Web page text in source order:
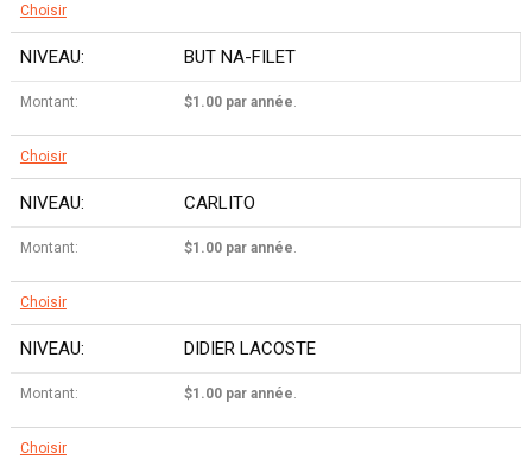
Choisir
BUT NA-FILET
$1.00 par année.
Choisir
CARLITO
$1.00 par année.
Choisir
DIDIER LACOSTE
$1.00 par année.
Choisir